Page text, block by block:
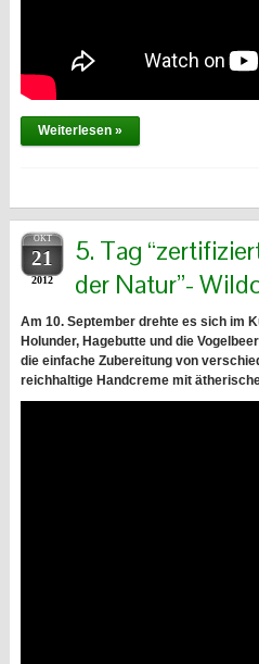
Weiterlesen »
OKT
21
2012
5. Tag
der Natur”-
Am 10. September drehte es sich im
Holunder, Hagebutte und die
die einfache Zubereitung von
reichhaltige Handcreme mit